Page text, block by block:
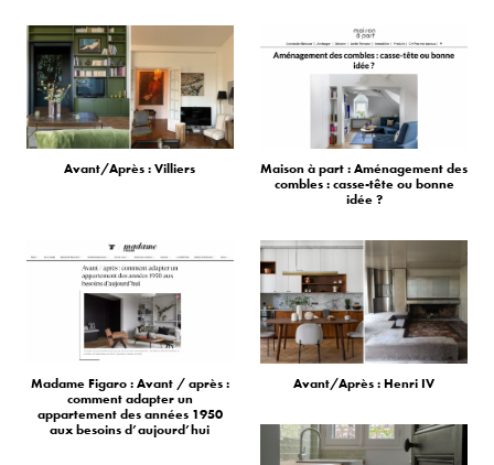
Avant/Après : Villiers
Maison à part : Aménagement des
combles : casse-tête ou bonne
idée ?
Madame Figaro : Avant / après :
comment adapter un
appartement des années 1950
aux besoins d’aujourd’hui
Avant/Après : Henri IV